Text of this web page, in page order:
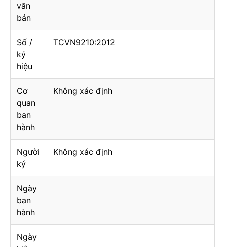
văn
bản
Số /
ký
hiệu
TCVN9210:2012
Cơ
quan
ban
hành
Không xác định
Người
ký
Không xác định
Ngày
ban
hành
Ngày